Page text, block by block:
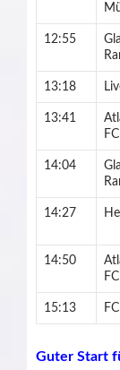
12:55
13:18
13:41
FC
14:04
14:27
14:50
FC
15:13
Guter Start